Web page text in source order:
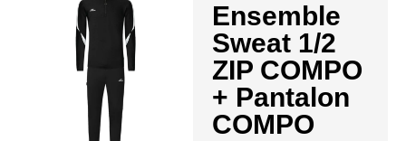
Ensemble
Sweat 1/2
ZIP COMPO
+ Pantalon
COMPO